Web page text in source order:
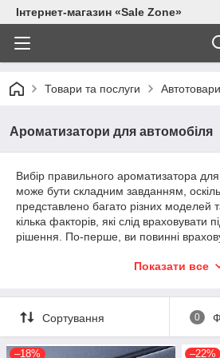
Інтернет-магазин «Sale Zone»
Товари та послуги
Ароматизатори для автомобіля
Вибір правильного ароматизатора
може бути складним завданням,
представлено багато різних моделей
кілька факторів, які слід враховувати
рішення. По-перше, ви повинні
ароматам або більш насиченим і
паличковим дифузорам або
Ще одним важливим фактором є якість
перевірити відгуки інших користувачів
щоб дізнатися більше про дифузор,
Показати все
Сортування 0
–18% –22%